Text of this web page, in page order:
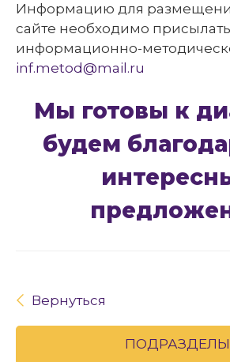
Информацию для
сайте необходимо
информационно-
inf.metod@mail.ru
Мы готовы к
будем
Вернуться
ПОДРАЗДЕЛЫ